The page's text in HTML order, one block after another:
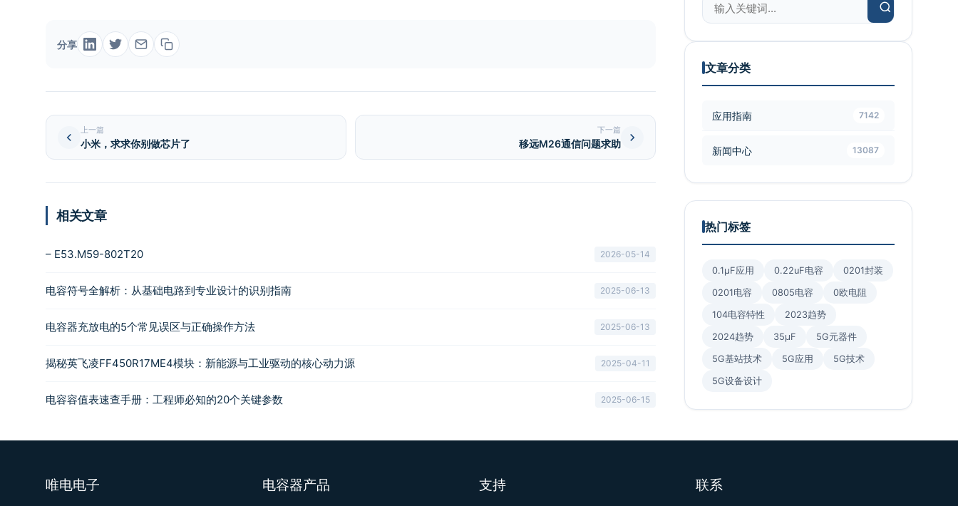
分享
上一篇
小米，求求你别做芯片了
下一篇
移远M26通信问题求助
相关文章
– E53.M59-802T20 2026-05-14
电容符号全解析：从基础电路到专业设计的识别指南 2025-06-13
电容器充放电的5个常见误区与正确操作方法 2025-06-13
揭秘英飞凌FF450R17ME4模块：新能源与工业驱动的核心动力源 2025-04-11
电容容值表速查手册：工程师必知的20个关键参数 2025-06-15
文章分类
应用指南 7142
新闻中心 13087
热门标签
0.1μF应用 0.22uF电容 0201封装
0201电容 0805电容 0欧电阻
104电容特性 2023趋势
2024趋势 35μF 5G元器件
5G基站技术 5G应用 5G技术
5G设备设计
唯电电子 电容器产品 支持 联系